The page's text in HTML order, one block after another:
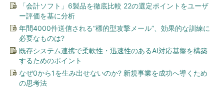
「会計ソフト」6製品を徹底比較 22の選定ポイントをユーザ
ー評価を基に分析
年間4000件送信される“標的型攻撃メール”、効果的な訓練に
必要なものは?
既存システム連携で柔軟性・迅速性のあるAI対応基盤を構築
するためのポイント
なぜ0から1を生み出せないのか? 新規事業を成功へ導くため
の思考法